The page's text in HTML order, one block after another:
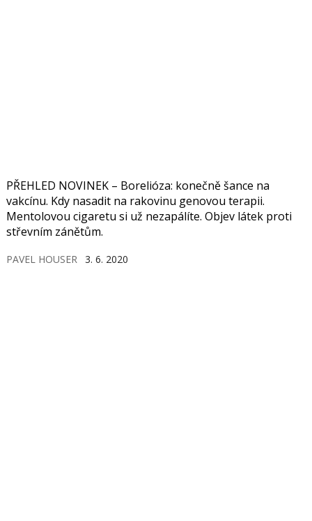
PŘEHLED NOVINEK – Borelióza: konečně šance na
vakcínu. Kdy nasadit na rakovinu genovou terapii.
Mentolovou cigaretu si už nezapálíte. Objev látek proti
střevním zánětům.
PAVEL HOUSER 3. 6. 2020